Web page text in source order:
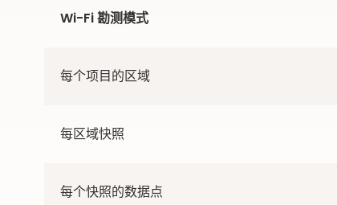
Wi-Fi 勘测模式
每个项目的区域
每区域快照
每个快照的数据点